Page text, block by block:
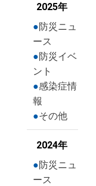
2025年
防災ニュ
ース
防災イベ
ント
感染症情
報
その他
2024年
防災ニュ
ース